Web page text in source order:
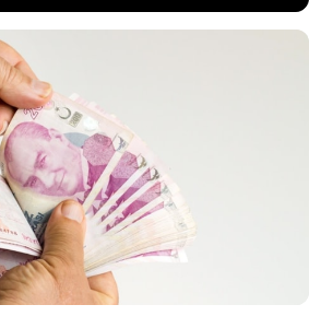
nokta atışı tahminleriyle
Uzmanı Özgür Erdursun,
ve emeklinin merakla
2026 zam oranları için
açıkladı. Erdursun, en düşük
dair de kritik bir yasal
bulundu.